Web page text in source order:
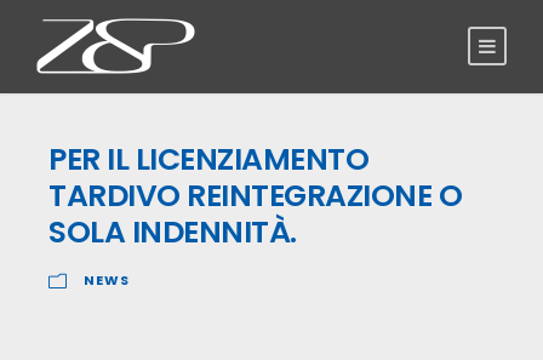
PER IL LICENZIAMENTO
TARDIVO REINTEGRAZIONE O
SOLA INDENNITÀ.
NEWS